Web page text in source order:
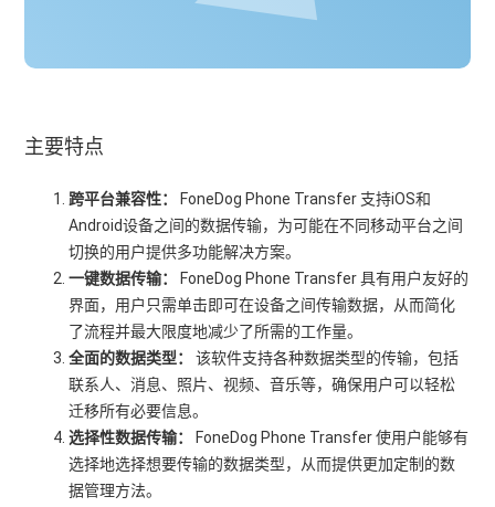
主要特点
跨平台兼容性：
FoneDog Phone Transfer 支持iOS和
Android设备之间的数据传输，为可能在不同移动平台之间
切换的用户提供多功能解决方案。
一键数据传输：
FoneDog Phone Transfer 具有用户友好的
界面，用户只需单击即可在设备之间传输数据，从而简化
了流程并最大限度地减少了所需的工作量。
全面的数据类型：
该软件支持各种数据类型的传输，包括
联系人、消息、照片、视频、音乐等，确保用户可以轻松
迁移所有必要信息。
选择性数据传输：
FoneDog Phone Transfer 使用户能够有
选择地选择想要传输的数据类型，从而提供更加定制的数
据管理方法。